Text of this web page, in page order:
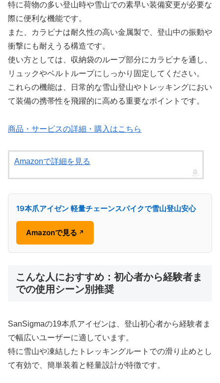
特に荷物の多い登山時や雪山での素早い装備変更が必要な
際に便利な機能です。
また、カラビナは耐久性の高い金属製で、登山中の振動や
衝撃にも耐えうる構造です。
使い方としては、収納袋のループ部分にカラビナを通し、
リュックやベルトループにしっかり固定してください。
これらの機能は、日常的な雪山登山やトレッキングにおい
て装備の携帯性を飛躍的に高める重要なポイントです。
商品・サービスの詳細・購入はこちら
Amazonで詳細を見る
19本爪アイゼン 軽量チェーンスパイクで雪山登山安心
Amazonで見る ↗
こんな人におすすめ：初心者から経験者ま
での使用シーン別推奨
SanSigmaの19本爪アイゼンは、登山初心者から経験者ま
で幅広いユーザーに適しています。
特に雪山や凍結したトレッキングルートでの滑り止めとし
て有効で、簡単装着と軽量設計が特徴です。